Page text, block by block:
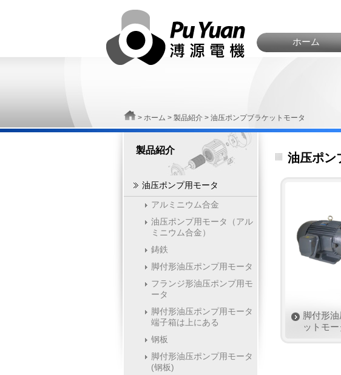
ホーム
> ホーム > 製品紹介 > 油压ポンプブラケットモータ
製品紹介
油压ポンプ用モータ
アルミニウム合金
油压ポンプ用モータ（アル
ミニウム合金）
鋳鉄
脚付形油压ポンプ用モータ
フランジ形油压ポンプ用モ
ータ
脚付形油压ポンプ用モータ
端子箱は上にある
钢板
脚付形油压ポンプ用モータ
(钢板)
油压ポン
脚付形
ットモー